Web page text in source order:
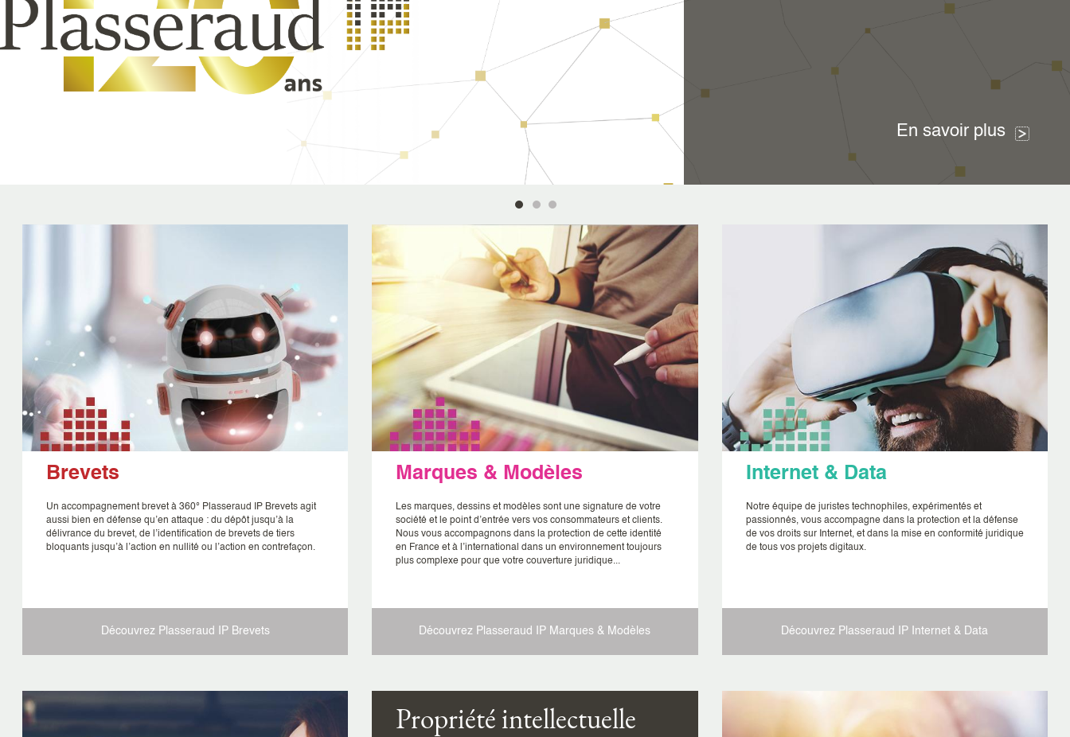
En savoir plus
Brevets
Un accompagnement brevet à 360° Plasseraud IP Brevets agit
aussi bien en défense qu’en attaque : du dépôt jusqu’à la
délivrance du brevet, de l’identification de brevets de tiers
bloquants jusqu’à l’action en nullité ou l’action en contrefaçon.
Découvrez Plasseraud IP Brevets
Marques & Modèles
Les marques, dessins et modèles sont une signature de votre
société et le point d’entrée vers vos consommateurs et clients.
Nous vous accompagnons dans la protection de cette identité
en France et à l’international dans un environnement toujours
plus complexe pour que votre couverture juridique...
Découvrez Plasseraud IP Marques & Modèles
Internet & Data
Notre équipe de juristes technophiles, expérimentés et
passionnés, vous accompagne dans la protection et la défense
de vos droits sur Internet, et dans la mise en conformité juridique
de tous vos projets digitaux.
Découvrez Plasseraud IP Internet & Data
Propriété intellectuelle